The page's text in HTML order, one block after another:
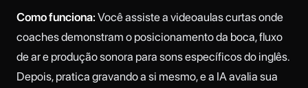
Como funciona: Você assiste a videoaulas curtas onde
coaches demonstram o posicionamento da boca, fluxo
de ar e produção sonora para sons específicos do inglês.
Depois, pratica gravando a si mesmo, e a IA avalia sua